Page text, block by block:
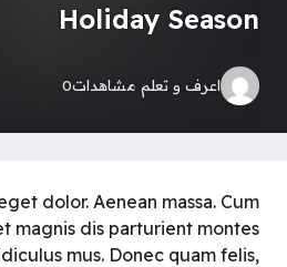
Holiday Season
اعرف و تعلم مشاهدات0
dolor. Aenean massa. Cum
magnis dis parturient montes
mus. Donec quam felis,